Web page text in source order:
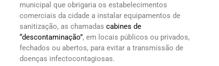
municipal que obrigaria os estabelecimentos
comerciais da cidade a instalar equipamentos de
sanitização, as chamadas cabines de
“descontaminação”, em locais públicos ou privados,
fechados ou abertos, para evitar a transmissão de
doenças infectocontagiosas.